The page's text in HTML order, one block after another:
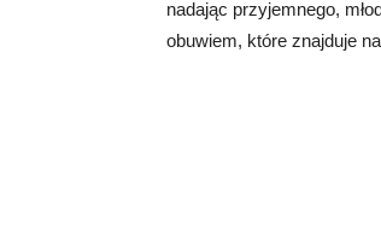
nadając przyjemnego,
obuwiem, które znajduje